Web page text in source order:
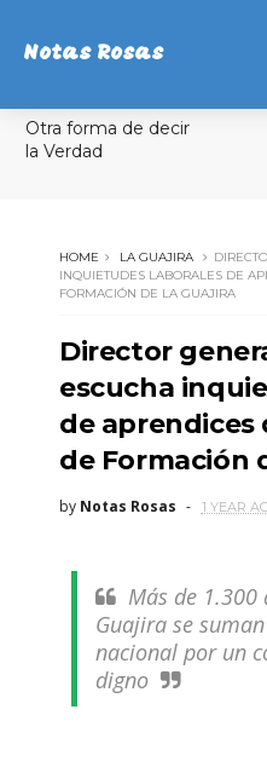
Notas Rosas
Otra forma de decir
la Verdad
HOME LA GUAJIRA
INQUIETUDES LABORALES DE
FORMACIÓN DE LA GUAJIRA
Director
escucha
de aprendices
de Formación
by Notas Rosas 1 YEAR
Más de 1.300
Guajira se
nacional por un
digno